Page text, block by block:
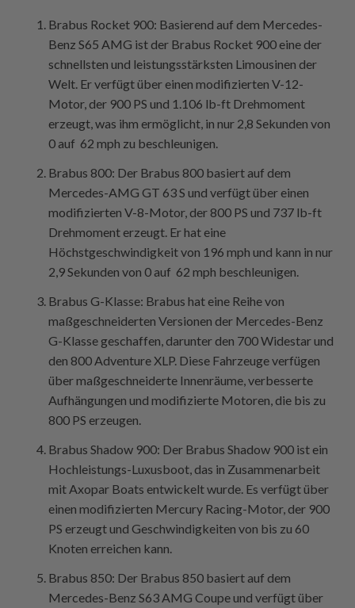
Brabus Rocket 900: Basierend auf dem Mercedes-
Benz S65 AMG ist der Brabus Rocket 900 eine der
schnellsten und leistungsstärksten Limousinen der
Welt. Er verfügt über einen modifizierten V-12-
Motor, der 900 PS und 1.106 lb-ft Drehmoment
erzeugt, was ihm ermöglicht, in nur 2,8 Sekunden von
0 auf 62 mph zu beschleunigen.
Brabus 800: Der Brabus 800 basiert auf dem
Mercedes-AMG GT 63 S und verfügt über einen
modifizierten V-8-Motor, der 800 PS und 737 lb-ft
Drehmoment erzeugt. Er hat eine
Höchstgeschwindigkeit von 196 mph und kann in nur
2,9 Sekunden von 0 auf 62 mph beschleunigen.
Brabus G-Klasse: Brabus hat eine Reihe von
maßgeschneiderten Versionen der Mercedes-Benz
G-Klasse geschaffen, darunter den 700 Widestar und
den 800 Adventure XLP. Diese Fahrzeuge verfügen
über maßgeschneiderte Innenräume, verbesserte
Aufhängungen und modifizierte Motoren, die bis zu
800 PS erzeugen.
Brabus Shadow 900: Der Brabus Shadow 900 ist ein
Hochleistungs-Luxusboot, das in Zusammenarbeit
mit Axopar Boats entwickelt wurde. Es verfügt über
einen modifizierten Mercury Racing-Motor, der 900
PS erzeugt und Geschwindigkeiten von bis zu 60
Knoten erreichen kann.
Brabus 850: Der Brabus 850 basiert auf dem
Mercedes-Benz S63 AMG Coupe und verfügt über